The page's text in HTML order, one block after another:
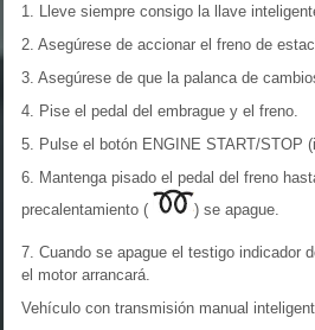
1. Lleve siempre consigo la llave
2. Asegúrese de accionar el freno de
3. Asegúrese de que la palanca de
4. Pise el pedal del embrague y el freno.
5. Pulse el botón ENGINE START/STOP
6. Mantenga pisado el pedal del freno
precalentamiento (
) se apague.
7. Cuando se apague el testigo indicador
el motor arrancará.
Vehículo con transmisión manual